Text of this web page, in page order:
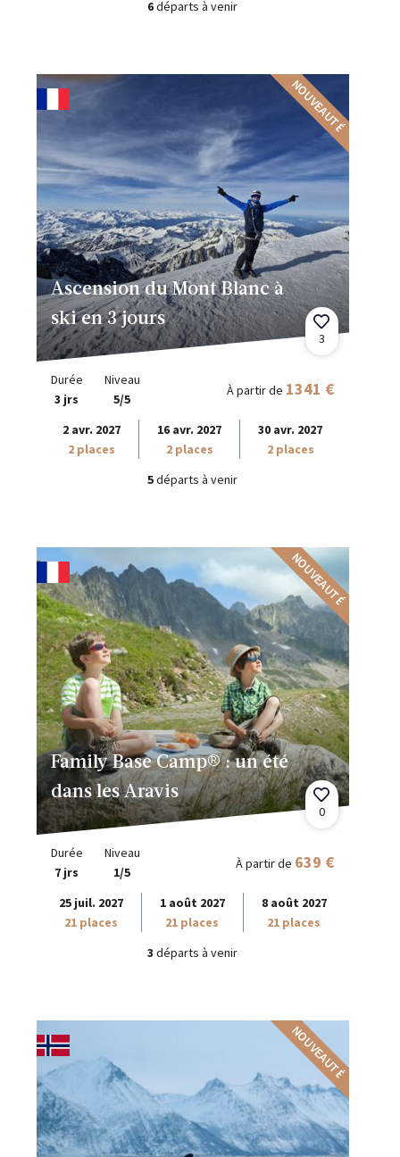
6départs à venir
NOUVEAUTÉ
Ascension du Mont Blanc à
ski en 3 jours
3
Durée
3 jrs
Niveau
5/5
À partir de 1341 €
2 avr. 2027
2 places
16 avr. 2027
2 places
30 avr. 2027
2 places
5départs à venir
NOUVEAUTÉ
Family Base Camp® : un été
dans les Aravis
0
Durée
7 jrs
Niveau
1/5
À partir de 639 €
25 juil. 2027
21 places
1 août 2027
21 places
8 août 2027
21 places
3 départs à venir
NOUVEAUTÉ